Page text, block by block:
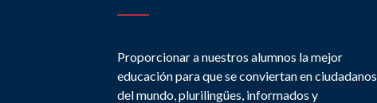
Proporcionar a nuestros alumnos la mejor
educación para que se conviertan en ciudadanos
del mundo, plurilingües, informados y